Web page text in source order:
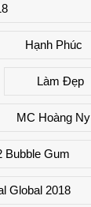
Hạnh Phúc
Làm Đẹp
MC Hoàng Ny
Bubble Gum
Global 2018